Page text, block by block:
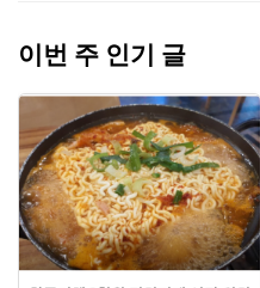
이번 주 인기 글